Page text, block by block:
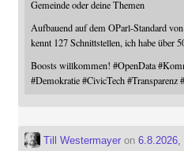
Gemeinde oder deine Themen
Aufbauend auf dem OParl-Standard von
kennt 127 Schnittstellen, ich habe über
Boosts willkommen! #OpenData #
#Demokratie #CivicTech #Transparenz #
Till Westermayeron 6.8.2026,